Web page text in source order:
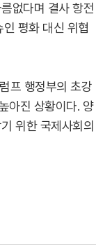
없다며 결사 항전
평화 대신 위협
프 행정부의 초강
아진 상황이다. 양
위한 국제사회의